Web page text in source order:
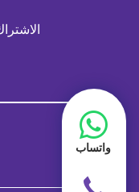
واتساب